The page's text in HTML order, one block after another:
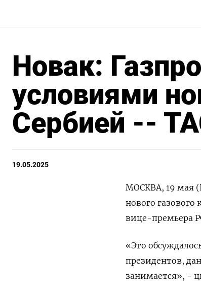
Новак:
условиями
Сербией --
19.05.2025
МОСКВА, 19 мая
нового газового
вице-премьера
«Это
президентов,
занимается», -